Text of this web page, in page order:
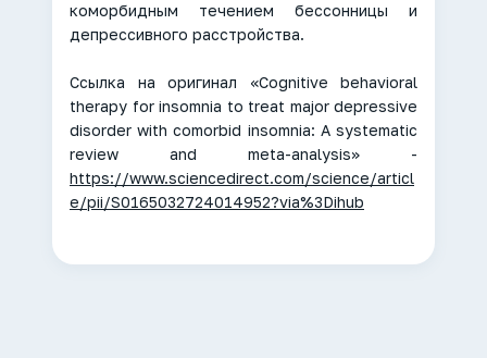
коморбидным течением бессонницы и
депрессивного расстройства.
Ссылка на оригинал «Cognitive behavioral
therapy for insomnia to treat major depressive
disorder with comorbid insomnia: A systematic
review and meta-analysis» -
https://www.sciencedirect.com/science/articl
e/pii/S0165032724014952?via%3Dihub